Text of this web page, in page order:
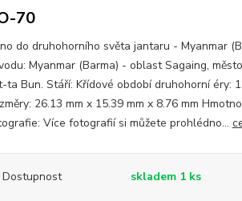
70
do druhohorního světa jantaru - Myanmar
Myanmar (Barma) - oblast Sagaing,
ta Bun. Stáří: Křídové období druhohorní éry:
26.13 mm x 15.39 mm x 8.76 mm
Více fotografií si můžete prohlédno...
Dostupnost skladem 1 ks